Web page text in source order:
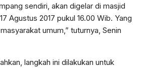
sendiri, akan digelar di masjid
Agustus 2017 pukul 16.00 Wib. Yang
umum,” tuturnya, Senin
langkah ini dilakukan untuk